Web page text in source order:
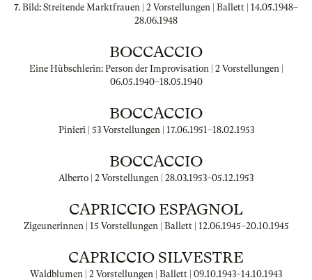
7. Bild: Streitende Marktfrauen | 2 Vorstellungen | Ballett | 14.05.1948–
28.06.1948
BOCCACCIO
Eine Hübschlerin: Person der Improvisation | 2 Vorstellungen |
06.05.1940–18.05.1940
BOCCACCIO
Pinieri | 53 Vorstellungen | 17.06.1951–18.02.1953
BOCCACCIO
Alberto | 2 Vorstellungen | 28.03.1953–05.12.1953
CAPRICCIO ESPAGNOL
Zigeunerinnen | 15 Vorstellungen | Ballett | 12.06.1945–20.10.1945
CAPRICCIO SILVESTRE
Waldblumen | 2 Vorstellungen | Ballett | 09.10.1943–14.10.1943